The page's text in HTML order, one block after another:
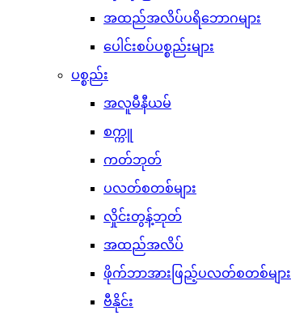
အထည်အလိပ်ပရိဘောဂများ
ပေါင်းစပ်ပစ္စည်းများ
ပစ္စည်း
အလူမီနီယမ်
စက္ကူ
ကတ်ဘုတ်
ပလတ်စတစ်များ
လှိုင်းတွန့်ဘုတ်
အထည်အလိပ်
ဖိုက်ဘာအားဖြည့်ပလတ်စတစ်များ
ဗီနိုင်း